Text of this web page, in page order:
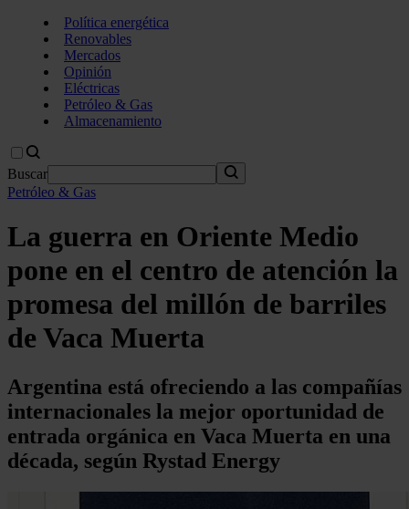
Política energética
Renovables
Mercados
Opinión
Eléctricas
Petróleo & Gas
Almacenamiento
Buscar
Petróleo & Gas
La guerra en Oriente Medio
pone en el centro de atención la
promesa del millón de barriles
de Vaca Muerta
Argentina está ofreciendo a las compañías
internacionales la mejor oportunidad de
entrada orgánica en Vaca Muerta en una
década, según Rystad Energy